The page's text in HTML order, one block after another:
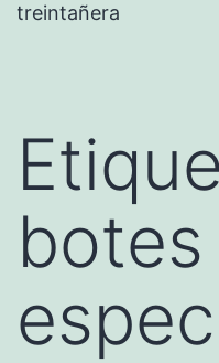
treintañera